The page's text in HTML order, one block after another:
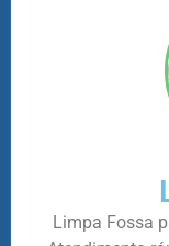
Limpa Fossa